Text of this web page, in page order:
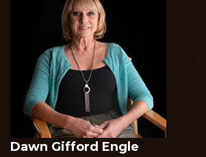
Dawn Gifford Engle